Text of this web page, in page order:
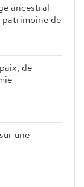
ancestral
de
de
une